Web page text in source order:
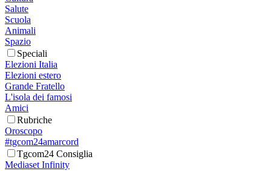
Salute
Scuola
Animali
Spazio
Speciali
Elezioni Italia
Elezioni estero
Grande Fratello
L'isola dei famosi
Amici
Rubriche
Oroscopo
#tgcom24amarcord
Tgcom24 Consiglia
Mediaset Infinity